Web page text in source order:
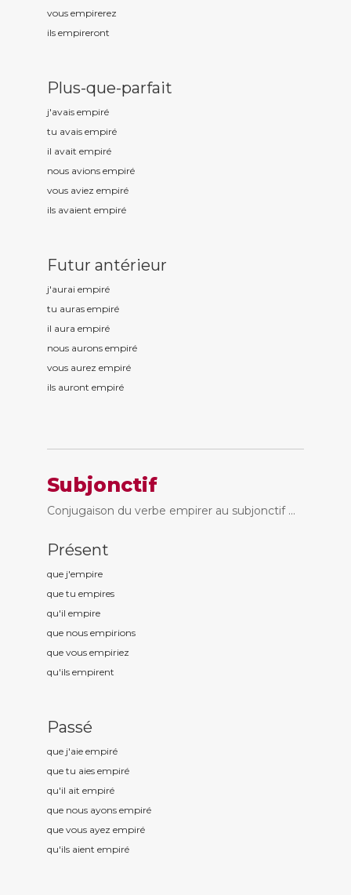
vous empirerez
ils empireront
Plus-que-parfait
j'avais empiré
tu avais empiré
il avait empiré
nous avions empiré
vous aviez empiré
ils avaient empiré
Futur antérieur
j'aurai empiré
tu auras empiré
il aura empiré
nous aurons empiré
vous aurez empiré
ils auront empiré
Subjonctif
Conjugaison du verbe empirer au subjonctif ...
Présent
que j'empire
que tu empires
qu'il empire
que nous empirions
que vous empiriez
qu'ils empirent
Passé
que j'aie empiré
que tu aies empiré
qu'il ait empiré
que nous ayons empiré
que vous ayez empiré
qu'ils aient empiré